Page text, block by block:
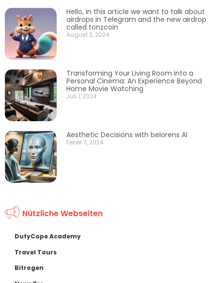
Hello, in this article we want to talk about
airdrops in Telegram and the new airdrop
called tonzcoin
August 3, 2024
Transforming Your Living Room into a
Personal Cinema: An Experience Beyond
Home Movie Watching
Juli 1, 2024
Aesthetic Decisions with belorens AI
Feber 7, 2024
Nützliche Webseiten
DutyCope Academy
Travel Tours
Bitrogen